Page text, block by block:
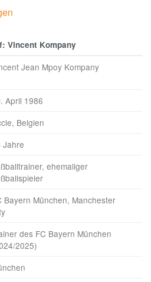
Vincent Kompany
Jean Mpoy Kompany
April 1986
Belgien
Jahre
ehemaliger
Bayern München, Manchester
des FC Bayern München
2025)